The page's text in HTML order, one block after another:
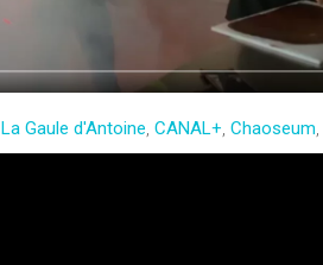
La Gaule d'Antoine, CANAL+, Chaoseum,